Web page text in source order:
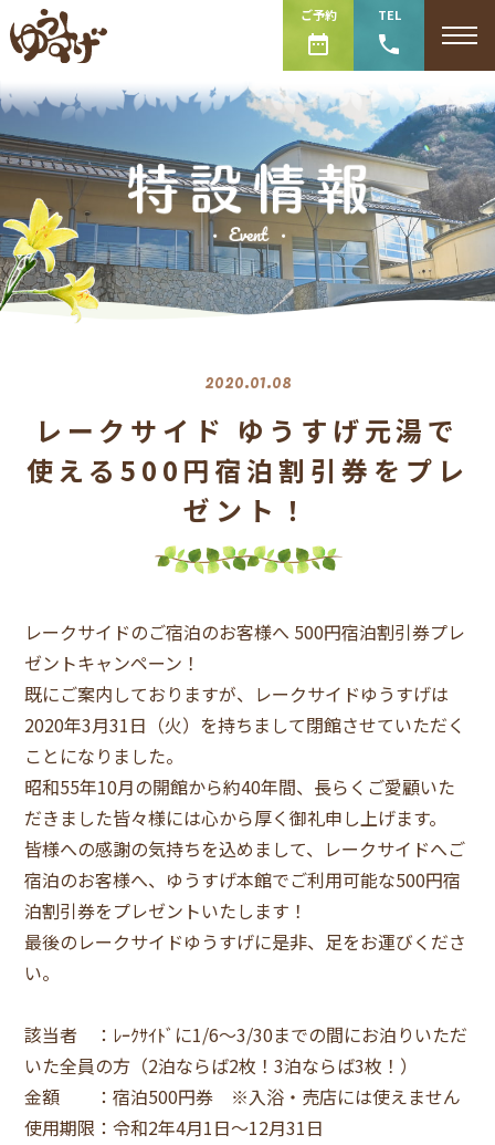
ご予約 TEL
2020.01.08
レークサイド ゆうすげ元湯で
使える500円宿泊割引券をプレ
ゼント！
レークサイドのご宿泊のお客様へ 500円宿泊割引券プレ
ゼントキャンペーン！
既にご案内しておりますが、レークサイドゆうすげは
2020年3月31日（火）を持ちまして閉館させていただく
ことになりました。
昭和55年10月の開館から約40年間、長らくご愛顧いた
だきました皆々様には心から厚く御礼申し上げます。
皆様への感謝の気持ちを込めまして、レークサイドへご
宿泊のお客様へ、ゆうすげ本館でご利用可能な500円宿
泊割引券をプレゼントいたします！
最後のレークサイドゆうすげに是非、足をお運びくださ
い。
該当者 ：ﾚｰｸｻｲﾄﾞに1/6～3/30までの間にお泊りいただ
いた全員の方（2泊ならば2枚！3泊ならば3枚！）
金額 ：宿泊500円券 ※入浴・売店には使えません
使用期限：令和2年4月1日～12月31日